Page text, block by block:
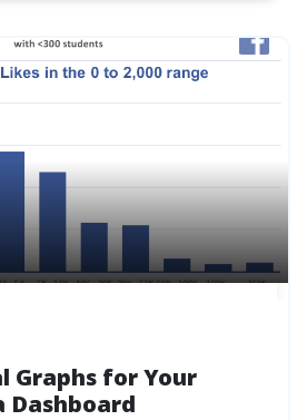
Graphs for Your
Dashboard